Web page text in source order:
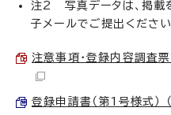
注2 写真データは、掲載
子メールでご提出ください
注意事項・登録内容調査
登録申請書（第1号様式